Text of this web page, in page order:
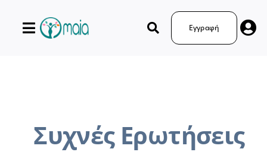
Εγγραφή
Συχνές Ερωτήσεις